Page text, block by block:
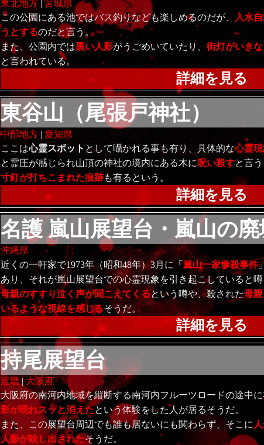
東北地方 |宮城県
この公園にある池ではバス釣りなども楽しめるのだが、
入水
うとするのだと言う。
また、公園内では黒い人影がうごめいていたり、街灯がいき
と言われている。
詳細を見る
東谷山（尾張戸神社）
中部地方 |愛知県
ここは心霊スポット として囁かれる事も有り、具体的な心霊
と霊圧が感じられ山頂の神社の境内にある木に 呪い殺すと言
寸釘が打ちこまれた痕跡も有るという。
詳細を見る
名護 嵐山展望台・嵐山の
沖縄県
近くの一軒家で1973年（昭和48年）3月に「嵐山一家惨殺事件
あり、それが嵐山展望台での心霊現象を引き起こしていると
母親のすすり泣く声が聞こえてくるという噂や、殺された母
いるような視線を感じるそうだ。
詳細を見る
持尾展望台
近畿|大阪府
大阪府の南河内地域を縦断する南河内フルーツロードの途中
影が現れスッと消えたという体験をした人が居るそうだ。
また、この展望台周辺でも誰も居ないにも関わらず、そこに
人影が映し出されたそうだ。